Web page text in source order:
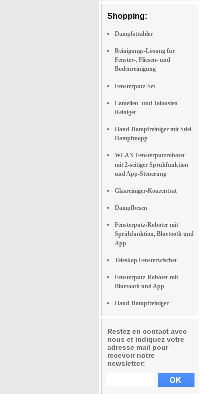
Shopping:
Dampfstrahler
Reinigungs-Lösung für
Fenster-, Fliesen- und
Bodenreinigung
Fensterputz-Set
Lamellen- und Jalousien-
Reiniger
Hand-Dampfreiniger mit Stiel-
Dampfmopp
WLAN-Fensterputzroboter
mit 2-seitiger Sprühfunktion
und App-Steuerung
Glasreiniger-Konzentrat
Dampfbesen
Fensterputz-Roboter mit
Sprühfunktion, Bluetooth und
App
Teleskop Fensterwischer
Fensterputz-Roboter mit
Bluetooth und App
Hand-Dampfreiniger
Restez en contact avec
nous et indiquez votre
adresse mail pour
recevoir notre
newsletter: